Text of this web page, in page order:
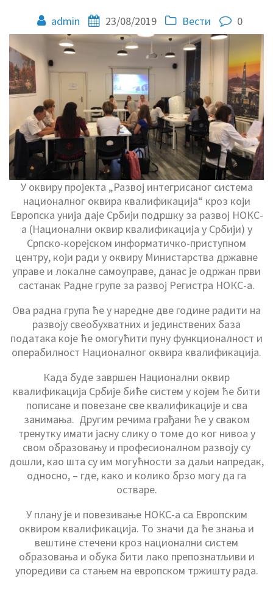
admin 23/08/2019 Вести 0
У оквиру пројекта „Развој интегрисаног система
националног оквира квалификација“ кроз који
Европска унија даје Србији подршку за развој НОКС-
а (Национални оквир квалификација у Србији) у
Српско-корејском информатичко-приступном
центру, који ради у оквиру Министарства државне
управе и локалне самоуправе, данас је одржан први
састанак Радне групе за развој Регистра НОКС-а.
Ова радна група ће у наредне две године радити на
развоју свеобухватних и јединствених база
података које ће омогућити пуну функционалност и
операбилност Националног оквира квалификација.
Када буде завршен Национални оквир
квалификација Србије биће систем у којем ће бити
пописане и повезане све квалификације и сва
занимања. Другим речима грађани ће у сваком
тренутку имати јасну слику о томе до ког нивоа у
свом образовању и професионалном развоју су
дошли, као шта су им могућности за даљи напредак,
односно, – где, како и колико брзо могу да га
остваре.
У плану је и повезивање НОКС-а са Европским
оквиром квалификација. То значи да ће знања и
вештине стечени кроз национални систем
образовања и обука бити лако препознатљиви и
упоредиви са стањем на европском тржишту рада.